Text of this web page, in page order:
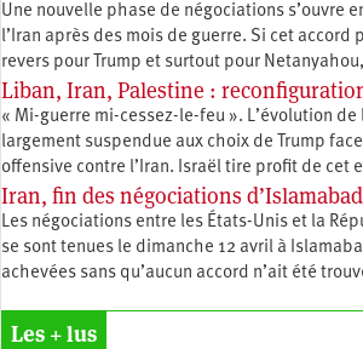
Une nouvelle phase de négociations s’ouvre
l’Iran après des mois de guerre. Si cet accord
revers pour Trump et surtout pour
Liban, Iran, Palestine :
« Mi-guerre mi-cessez-le-feu ». L’évolution
largement suspendue aux choix de Trump
offensive contre l’Iran. Israël tire profit de cet
Iran, fin des négociations
Les négociations entre les États-Unis et la
se sont tenues le dimanche 12 avril à
achevées sans qu’aucun accord n’ait été
Les + lus